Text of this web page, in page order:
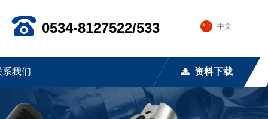
끂 资料下载
系我们
中文
0534-8127522/533